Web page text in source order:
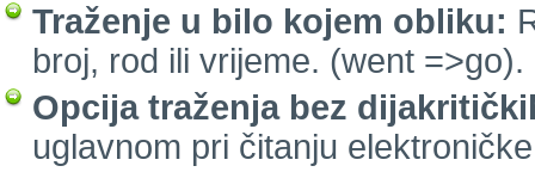
Traženje u bilo kojem obliku:
broj, rod ili vrijeme. (went =>go).
Opcija traženja bez
uglavnom pri čitanju